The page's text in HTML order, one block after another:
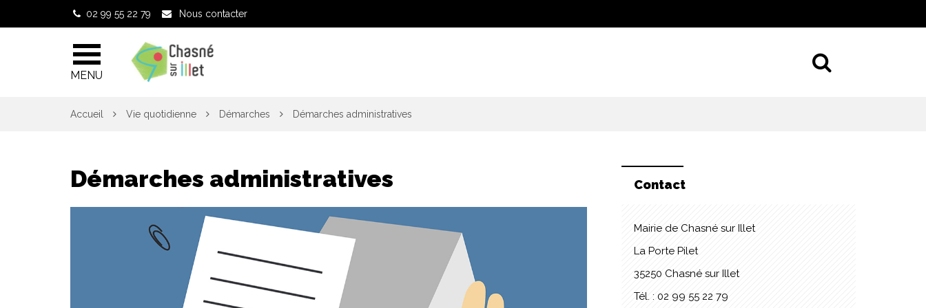
02 99 55 22 79 Nous contacter
MENU
Accueil Vie quotidienne Démarches Démarches administratives
Démarches administratives Contact
Mairie de Chasné sur Illet
La Porte Pilet
35250 Chasné sur Illet
Tél. : 02 99 55 22 79